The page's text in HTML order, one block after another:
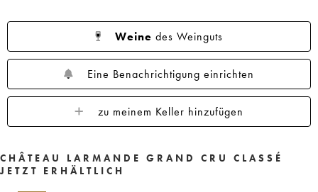
Weine des Weinguts
Eine Benachrichtigung einrichten
zu meinem Keller hinzufügen
CHÂTEAU LARMANDE GRAND CRU CLASSÉ
JETZT ERHÄLTLICH